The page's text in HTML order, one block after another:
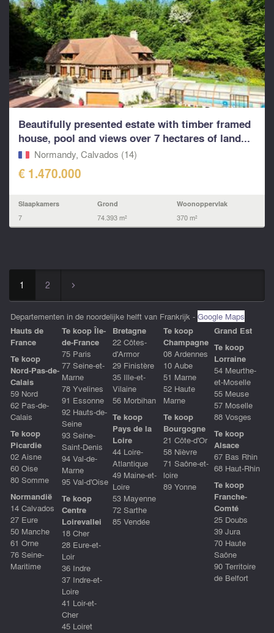
Beautifully presented estate with timber framed
house, pool and views over 7 hectares of land...
Normandy, Calvados (14)
€ 1.470.000
Slaapkamers
7
Grond
74.393 m²
Woonoppervlak
370 m²
1 2 ▻
Departementen in de noordelijke helft van Frankrijk - Google Maps
Hauts de
France
Te koop
Nord-Pas-de-
Calais
59 Nord
62 Pas-de-
Calais
Te koop
Picardie
02 Aisne
60 Oise
80 Somme
Normandië
14 Calvados
27 Eure
50 Manche
61 Orne
76 Seine-
Maritime
Te koop Île-
de-France
75 Paris
77 Seine-et-
Marne
78 Yvelines
91 Essonne
92 Hauts-de-
Seine
93 Seine-
Saint-Denis
94 Val-de-
Marne
95 Val-d'Oise
Te koop
Centre
Loirevallei
18 Cher
28 Eure-et-
Loir
36 Indre
37 Indre-et-
Loire
41 Loir-et-
Cher
45 Loiret
Bretagne
22 Côtes-
d'Armor
29 Finistère
35 Ille-et-
Vilaine
56 Morbihan
Te koop
Pays de la
Loire
44 Loire-
Atlantique
49 Maine-et-
Loire
53 Mayenne
72 Sarthe
85 Vendée
Te koop
Champagne
08 Ardennes
10 Aube
51 Marne
52 Haute
Marne
Te koop
Bourgogne
21 Côte-d'Or
58 Nièvre
71 Saône-et-
loire
89 Yonne
Grand Est
Te koop
Lorraine
54 Meurthe-
et-Moselle
55 Meuse
57 Moselle
88 Vosges
Te koop
Alsace
67 Bas Rhin
68 Haut-Rhin
Te koop
Franche-
Comté
25 Doubs
39 Jura
70 Haute
Saône
90 Territoire
de Belfort